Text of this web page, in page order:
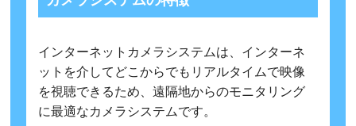
インターネットカメラシステムは、インターネ
ットを介してどこからでもリアルタイムで映像
を視聴できるため、遠隔地からのモニタリング
に最適なカメラシステムです。